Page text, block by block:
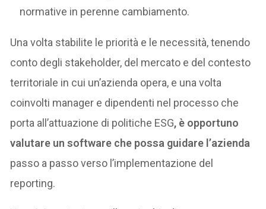
normative in perenne cambiamento.
Una volta stabilite le priorità e le necessità, tenendo
conto degli stakeholder, del mercato e del contesto
territoriale in cui un’azienda opera, e una volta
coinvolti manager e dipendenti nel processo che
porta all’attuazione di politiche ESG, è opportuno
valutare un software che possa guidare l’azienda
passo a passo verso l’implementazione del
reporting.